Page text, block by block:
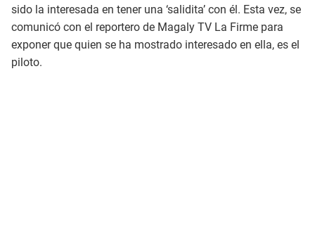
sido la interesada en tener una ‘salidita’ con él. Esta vez, se
comunicó con el reportero de Magaly TV La Firme para
exponer que quien se ha mostrado interesado en ella, es el
piloto.